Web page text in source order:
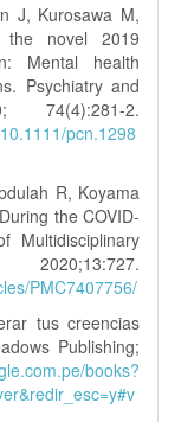
J, Kurosawa M,
the novel 2019
Mental health
Psychiatry and
74(4):281-2.
pcn.1298
R, Koyama
the COVID-
Multidisciplinary
PMC7407756/
tus creencias
Publishing;
books?